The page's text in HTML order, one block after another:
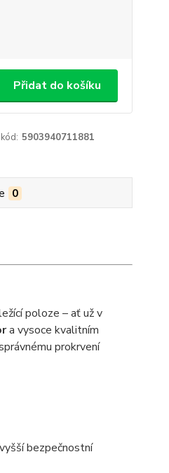
Přidat do košíku
5903940711881
0
poloze – ať už v
a vysoce kvalitním
prokrvení
bezpečnostní